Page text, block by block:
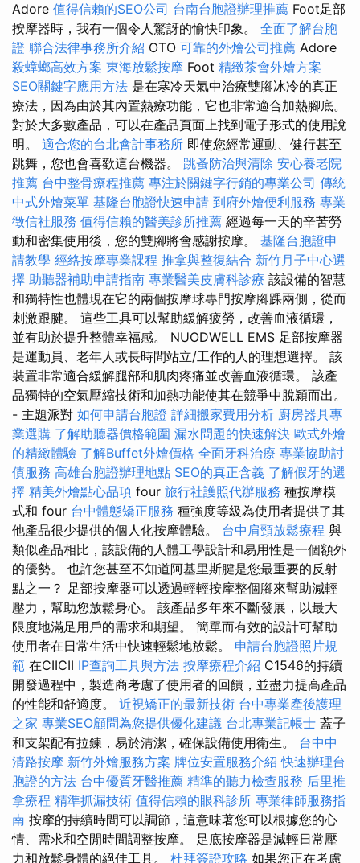
Adore 值得信賴的SEO公司 台南台胞證辦理推薦 Foot足部
按摩器時，我有一個令人驚訝的愉快印象。 全面了解台胞
證 聯合法律事務所介紹 OTO 可靠的外燴公司推薦 Adore
殺蟑螂高效方案 東海放鬆按摩 Foot 精緻茶會外燴方案
SEO關鍵字應用方法 是在寒冷天氣中治療雙腳冰冷的真正
療法，因為由於其內置熱療功能，它也非常適合加熱腳底。
對於大多數產品，可以在產品頁面上找到電子形式的使用說
明。 適合您的台北會計事務所 即使您經常運動、健行甚至
跳舞，您也會喜歡這台機器。 跳蚤防治與清除 安心養老院
推薦 台中整骨療程推薦 專注於關鍵字行銷的專業公司 傳統
中式外燴菜單 基隆台胞證快速申請 到府外燴便利服務 專業
徵信社服務 值得信賴的醫美診所推薦 經過每一天的辛苦勞
動和密集使用後，您的雙腳將會感謝按摩。 基隆台胞證申
請教學 經絡按摩專業課程 推拿與整復結合 新竹月子中心選
擇 助聽器補助申請指南 專業醫美皮膚科診療 該設備的智慧
和獨特性也體現在它的兩個按摩球專門按摩腳踝兩側，從而
刺激跟腱。 這些工具可以幫助緩解疲勞，改善血液循環，
並有助於提升整體幸福感。 NUODWELL EMS 足部按摩器
是運動員、老年人或長時間站立/工作的人的理想選擇。 該
裝置非常適合緩解腿部和肌肉疼痛並改善血液循環。 該產
品獨特的空氣壓縮技術和加熱功能使其在競爭中脫穎而出。
- 主題派對 如何申請台胞證 詳細搬家費用分析 廚房器具專
業選購 了解助聽器價格範圍 漏水問題的快速解決 歐式外燴
的精緻體驗 了解Buffet外燴價格 全面牙科治療 專業協助討
債服務 高雄台胞證辦理地點 SEO的真正含義 了解假牙的選
擇 精美外燴點心品項 four 旅行社護照代辦服務 種按摩模
式和 four 台中體態矯正服務 種強度等級為使用者提供了其
他產品很少提供的個人化按摩體驗。 台中肩頸放鬆療程 與
類似產品相比，該設備的人體工學設計和易用性是一個額外
的優勢。 也許您甚至不知道阿基里斯腱是您最重要的反射
點之一？ 足部按摩器可以透過輕輕按摩整個腳來幫助減輕
壓力，幫助您放鬆身心。 該產品多年來不斷發展，以最大
限度地滿足用戶的需求和期望。 簡單而有效的設計可幫助
使用者在日常生活中快速輕鬆地放鬆。 申請台胞證照片規
範 在CIICII IP查詢工具與方法 按摩療程介紹 C1546的持續
開發過程中，製造商考慮了使用者的回饋，並盡力提高產品
的性能和舒適度。 近視矯正的最新技術 台中專業產後護理
之家 專業SEO顧問為您提供優化建議 台北專業記帳士 蓋子
和支架配有拉鍊，易於清潔，確保設備使用衛生。 台中中
清路按摩 新竹外燴服務方案 牌位安置服務介紹 快速辦理台
胞證的方法 台中優質牙醫推薦 精準的聽力檢查服務 后里推
拿療程 精準抓漏技術 值得信賴的眼科診所 專業律師服務指
南 按摩的持續時間可以調節，這意味著您可以根據您的心
情、需求和空閒時間調整按摩。 足底按摩器是減輕日常壓
力和放鬆身體的絕佳工具。 杜拜簽證攻略 如果您正在考慮